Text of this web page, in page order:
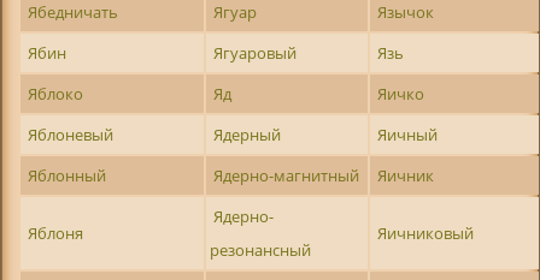
Ябедничать
Ягуар
Язычок
Ябин
Ягуаровый
Язь
Яблоко
Яд
Яичко
Яблоневый
Ядерный
Яичный
Яблонный
Ядерно-магнитный Яичник
Яблоня
Ядерно-
резонансный
Яичниковый